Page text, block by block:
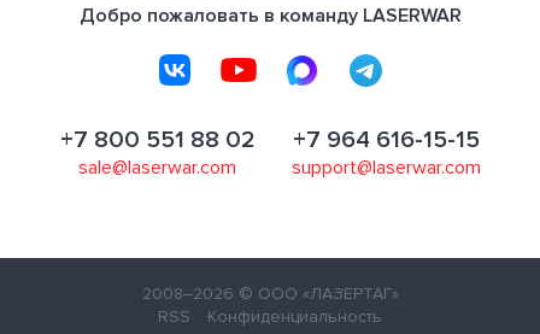
Добро пожаловать в команду LASERWAR
+7 800 551 88 02
sale@laserwar.com
+7 964 616-15-15
support@laserwar.com
2008–2026 © ООО «ЛАЗЕРТАГ»
RSS
Конфиденциальность